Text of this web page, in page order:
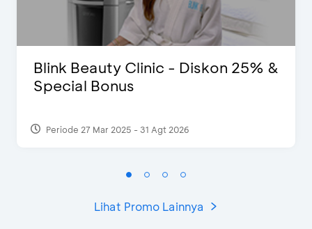
Blink Beauty Clinic - Diskon 25% &
Special Bonus
Periode 27 Mar 2025 - 31 Agt 2026
Lihat Promo Lainnya